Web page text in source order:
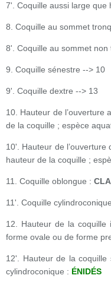
7'. Coquille aussi large que
8. Coquille au sommet
8'. Coquille au sommet non
9. Coquille sénestre --> 10
9'. Coquille dextre --> 13
10. Hauteur de l’ouverture
de la coquille ; espèce
10'. Hauteur de
hauteur de la coquille ;
11. Coquille oblongue :
11'. Coquille
12. Hauteur de la
forme ovale ou de forme
12'. Hauteur de la
cylindroconique : ÉNIDÉS